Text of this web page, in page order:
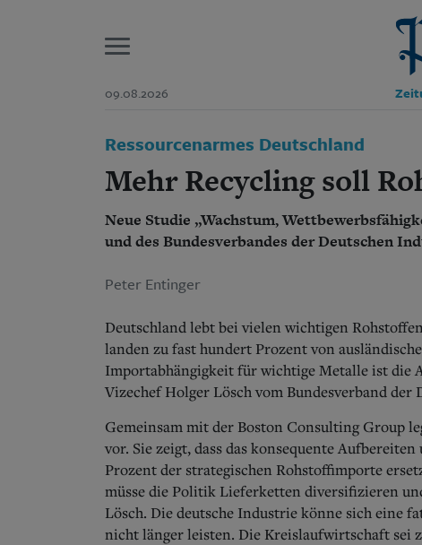
09.08.2026
Start
Aktuelle Ausgabe
Abonnenten-Login
Abonnent werden
Abo Prämien
Mediadaten
Suchen und finden
Ressourcenarmes Deutschland
Mehr Recycling soll
Neue Studie „Wachstum,
und des Bundesverbandes der Deutschen
Peter Entinger
Deutschland lebt bei vielen wichtigen
landen zu fast hundert Prozent von
Importabhängigkeit für wichtige Metalle ist die
Vizechef Holger Lösch vom Bundesverband
Gemeinsam mit der Boston Consulting Group
vor. Sie zeigt, dass das konsequente
Prozent der strategischen Rohstoffimporte
müsse die Politik Lieferketten diversifizieren
Lösch. Die deutsche Industrie könne sich eine
nicht länger leisten. Die Kreislaufwirtschaft sei